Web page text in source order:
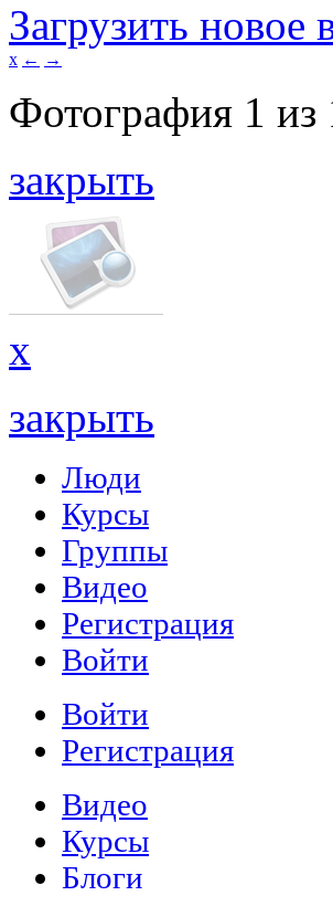
Загрузить новое
x ← →
Фотография 1 из
закрыть
x
закрыть